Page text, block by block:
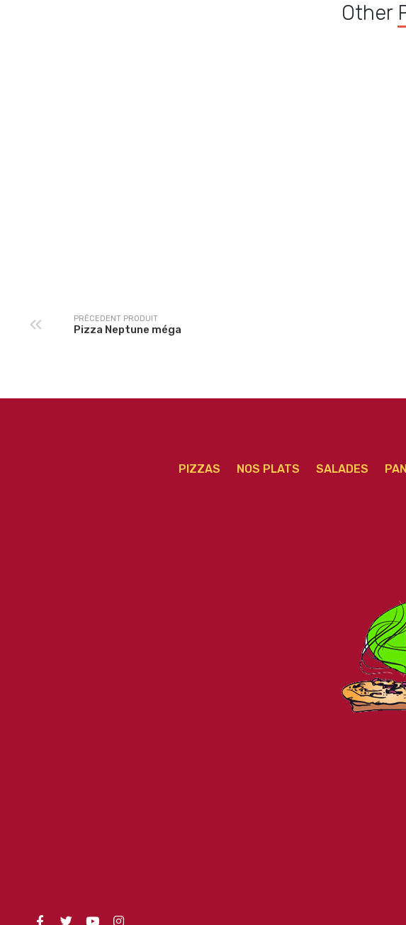
Other
PRÉCEDENT PRODUIT
Pizza Neptune méga
PIZZAS NOS PLATS SALADES